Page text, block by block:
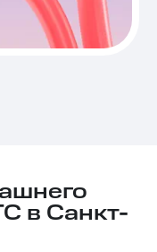
в Санкт-